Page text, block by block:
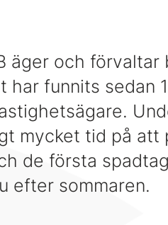
äger och
har funnits sedan
mycket tid på
de första
efter sommaren.